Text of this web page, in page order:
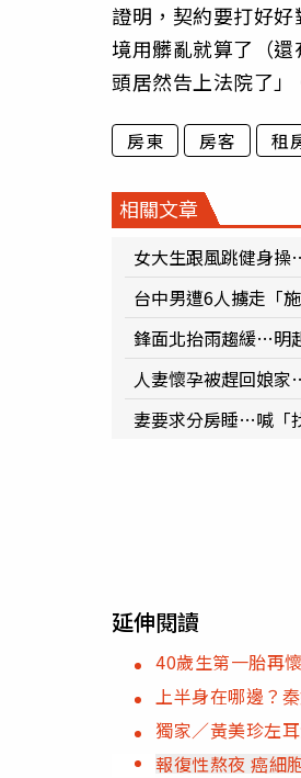
證明，契約要打好
境用髒亂就算了（
頭居然告上法院了」
房東 房客 租
相關文章
女大生跟風跳健身
台中男遭6人擄走「
鋒面北抬雨趨緩…明
人妻懷孕被趕回娘
妻要求分房睡…喊「
延伸閱讀
40歲生第一胎再
上半身在哪邊？
獨家／黃美珍左
報復性熬夜 癌細